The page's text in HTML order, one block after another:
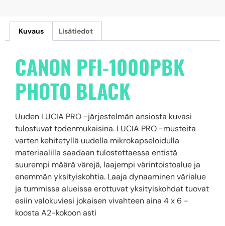
Kuvaus Lisätiedot
CANON PFI-1000PBK
PHOTO BLACK
Uuden LUCIA PRO -järjestelmän ansiosta kuvasi
tulostuvat todenmukaisina. LUCIA PRO -musteita
varten kehitetyllä uudella mikrokapseloidulla
materiaalilla saadaan tulostettaessa entistä
suurempi määrä värejä, laajempi värintoistoalue ja
enemmän yksityiskohtia. Laaja dynaaminen värialue
ja tummissa alueissa erottuvat yksityiskohdat tuovat
esiin valokuviesi jokaisen vivahteen aina 4 x 6 -
koosta A2-kokoon asti